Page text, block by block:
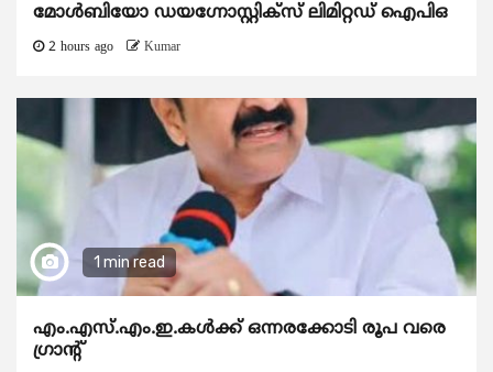
മോൾബിയോ ഡയഗ്നോസ്റ്റിക്സ് ലിമിറ്റഡ് ഐപിഒ
2 hours ago Kumar
1 min read
എം.എസ്.എം.ഇ.കൾക്ക് ഒന്നരക്കോടി രൂപ വരെ
ഗ്രാന്റ്